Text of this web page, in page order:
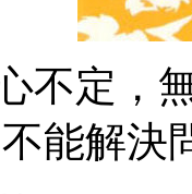
定，無
能解決